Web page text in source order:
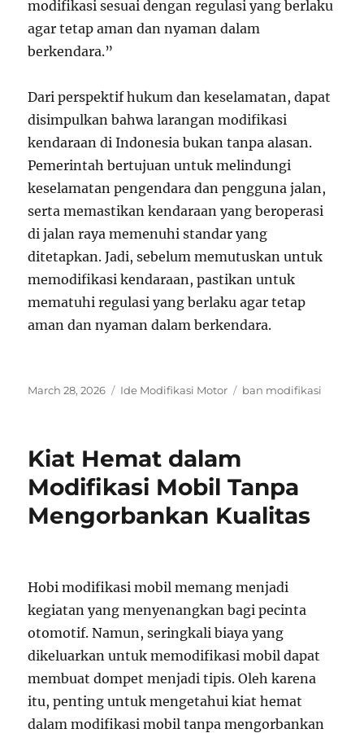
modifikasi sesuai dengan regulasi yang berlaku
agar tetap aman dan nyaman dalam
berkendara.”
Dari perspektif hukum dan keselamatan, dapat
disimpulkan bahwa larangan modifikasi
kendaraan di Indonesia bukan tanpa alasan.
Pemerintah bertujuan untuk melindungi
keselamatan pengendara dan pengguna jalan,
serta memastikan kendaraan yang beroperasi
di jalan raya memenuhi standar yang
ditetapkan. Jadi, sebelum memutuskan untuk
memodifikasi kendaraan, pastikan untuk
mematuhi regulasi yang berlaku agar tetap
aman dan nyaman dalam berkendara.
Posted
March 28, 2026 Categories
Ide Modifikasi Motor Tags
ban modifikasi
Kiat Hemat dalam
Modifikasi Mobil Tanpa
Mengorbankan Kualitas
Hobi modifikasi mobil memang menjadi
kegiatan yang menyenangkan bagi pecinta
otomotif. Namun, seringkali biaya yang
dikeluarkan untuk memodifikasi mobil dapat
membuat dompet menjadi tipis. Oleh karena
itu, penting untuk mengetahui kiat hemat
dalam modifikasi mobil tanpa mengorbankan